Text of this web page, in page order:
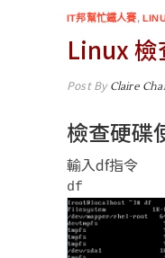
IT邦幫忙鐵人賽,
Linux 檢
Post ByClaire
檢查硬碟
輸入df指令
df